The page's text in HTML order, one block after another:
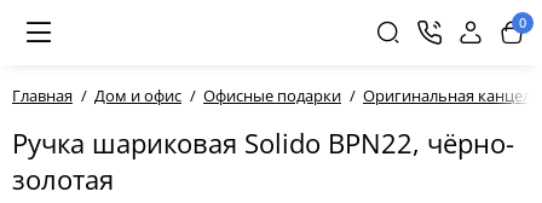
0
Главная Дом и офис Офисные подарки Оригинальная
Ручка шариковая Solido BPN22, чёрно-
золотая